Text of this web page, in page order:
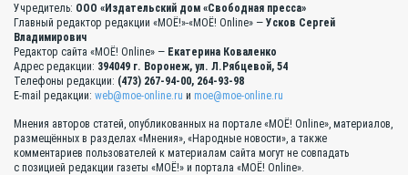
Учредитель: ООО «Издательский дом «Свободная пресса»
Главный редактор редакции «МОЁ!»-«МОЁ! Online» — Усков Сергей
Владимирович
Редактор сайта «МОЁ! Online» — Екатерина Коваленко
Адрес редакции: 394049 г. Воронеж, ул. Л.Рябцевой, 54
Телефоны редакции: (473) 267-94-00, 264-93-98
E-mail редакции: web@moe-online.ru и moe@moe-online.ru
Мнения авторов статей, опубликованных на портале «МОЁ! Online», материалов,
размещённых в разделах «Мнения», «Народные новости», а также
комментариев пользователей к материалам сайта могут не совпадать
с позицией редакции газеты «МОЁ!» и портала «МОЁ! Online».